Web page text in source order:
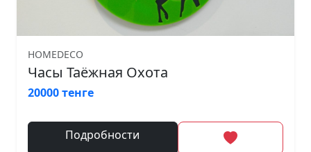
HOMEDECO
Часы Таёжная Охота
20000 тенге
Подробности